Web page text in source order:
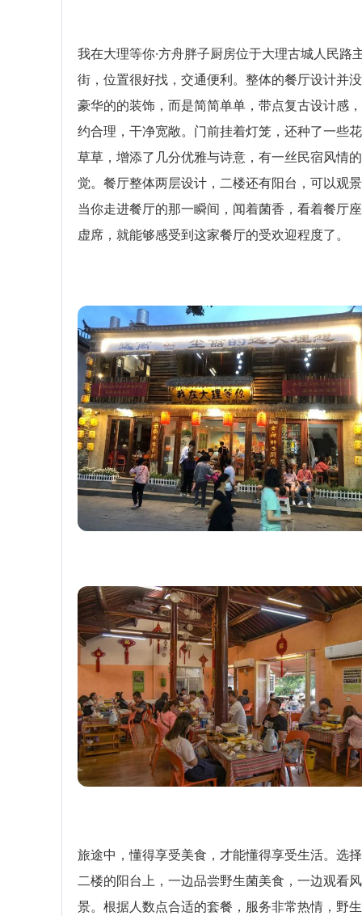
我在大理等你·方舟胖子厨房位于大理古城人民路
街，位置很好找，交通便利。整体的餐厅设计并
豪华的的装饰，而是简简单单，带点复古设计感
约合理，干净宽敞。门前挂着灯笼，还种了一些
草草，增添了几分优雅与诗意，有一丝民宿风情
觉。餐厅整体两层设计，二楼还有阳台，可以观
当你走进餐厅的那一瞬间，闻着菌香，看着餐厅
虚席，就能够感受到这家餐厅的受欢迎程度了。
旅途中，懂得享受美食，才能懂得享受生活。选
二楼的阳台上，一边品尝野生菌美食，一边观看风
景。根据人数点合适的套餐，服务非常热情，野